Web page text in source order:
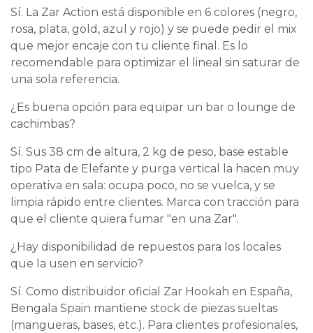
Sí. La Zar Action está disponible en 6 colores (negro,
rosa, plata, gold, azul y rojo) y se puede pedir el mix
que mejor encaje con tu cliente final. Es lo
recomendable para optimizar el lineal sin saturar de
una sola referencia.
¿Es buena opción para equipar un bar o lounge de
cachimbas?
Sí. Sus 38 cm de altura, 2 kg de peso, base estable
tipo Pata de Elefante y purga vertical la hacen muy
operativa en sala: ocupa poco, no se vuelca, y se
limpia rápido entre clientes. Marca con tracción para
que el cliente quiera fumar "en una Zar".
¿Hay disponibilidad de repuestos para los locales
que la usen en servicio?
Sí. Como distribuidor oficial Zar Hookah en España,
Bengala Spain mantiene stock de piezas sueltas
(mangueras, bases, etc.). Para clientes profesionales,